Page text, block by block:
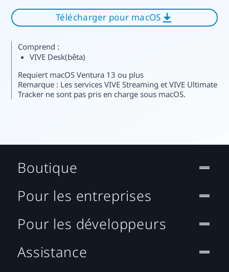
Télécharger pour macOS
Comprend :
VIVE Desk(bêta)
Requiert macOS Ventura 13 ou plus
Remarque : Les services VIVE Streaming et VIVE Ultimate
Tracker ne sont pas pris en charge sous macOS.
Boutique
Pour les entreprises
Pour les développeurs
Assistance